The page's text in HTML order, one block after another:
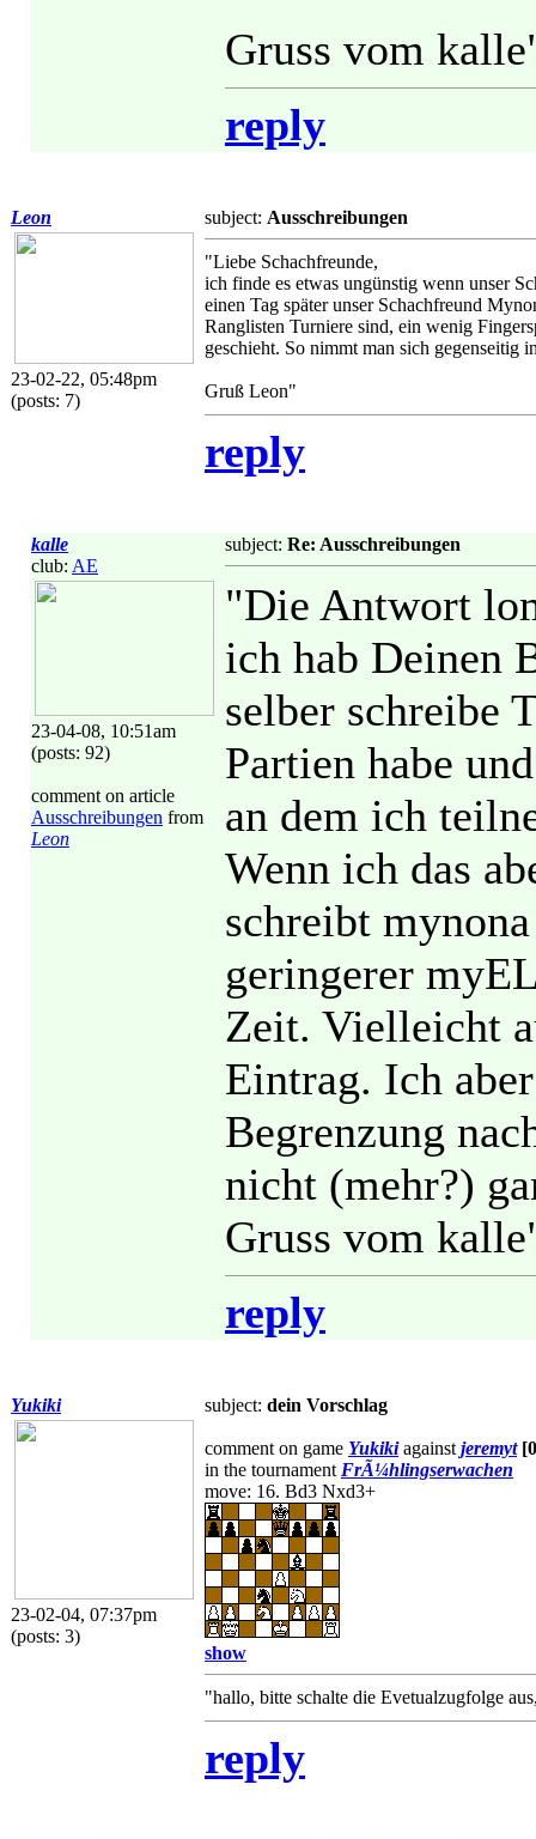
Gruss vom
reply
Leon
23-02-22, 05:48pm
(posts: 7)
subject: Ausschreibungen
"Liebe Schachfreunde,
ich finde es etwas ungünstig wenn unser
einen Tag später unser Schachfreund
Ranglisten Turniere sind, ein wenig
geschieht. So nimmt man sich gegenseitig
Gruß Leon"
reply
kalle
club: AE
23-04-08, 10:51am
(posts: 92)
comment on article
Ausschreibungen from
Leon
subject: Re: Ausschreibungen
"Die Antwort
ich hab Deinen
selber schreibe
Partien habe
an dem ich
Wenn ich das
schreibt
geringerer
Zeit. Vielleicht
Eintrag. Ich
Begrenzung
nicht (mehr?)
Gruss vom
reply
Yukiki
23-02-04, 07:37pm
(posts: 3)
subject: dein Vorschlag
comment on game Yukikiagainst jeremyt
in the tournament FrÃ¼hlingserwachen
move: 16. Bd3 Nxd3+
show
"hallo, bitte schalte die Evetualzugfolge
reply